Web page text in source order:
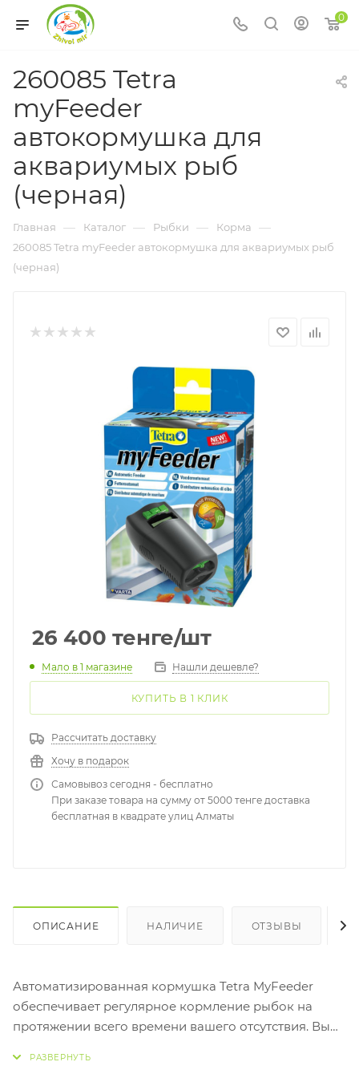
0
260085 Tetra
myFeeder
автокормушка для
аквариумых рыб
(черная)
Главная — Каталог — Рыбки — Корма —
260085 Tetra myFeeder автокормушка для аквариумых рыб
(черная)
26 400 тенге/шт
Мало в 1 магазине Нашли дешевле?
КУПИТЬ В 1 КЛИК
Рассчитать доставку
Хочу в подарок
Самовывоз сегодня - бесплатно
При заказе товара на сумму от 5000 тенге доставка
бесплатная в квадрате улиц Алматы
ОПИСАНИЕ НАЛИЧИЕ ОТЗЫВЫ
Автоматизированная кормушка Tetra MyFeeder
обеспечивает регулярное кормление рыбок на
протяжении всего времени вашего отсутствия. Вы